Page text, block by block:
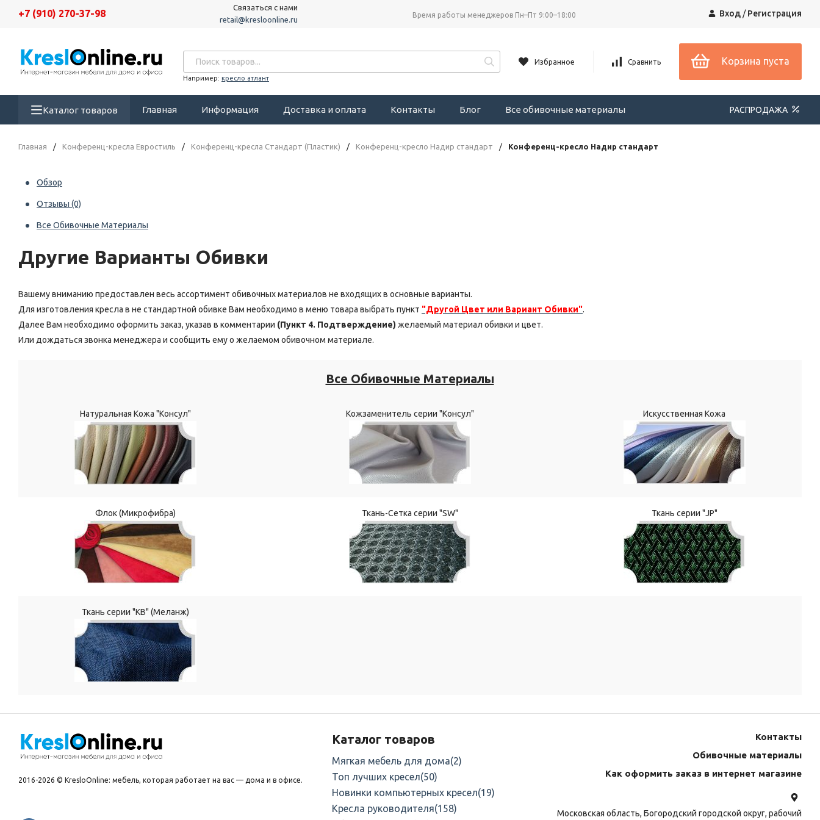
+7 (910) 270-37-98
Связаться с нами
retail@kresloonline.ru
Время работы менеджеров Пн–Пт 9:00–18:00 Вход/Регистрация
Например: кресло атлант
Избранное Сравнить Корзина пуста
Каталог товаров Главная Информация Доставка и оплата Контакты Блог Все обивочные материалы РАСПРОДАЖА
Главная / Конференц-кресла Евростиль / Конференц-кресла Стандарт (Пластик) / Конференц-кресло Надир стандарт / Конференц-кресло Надир стандарт
Обзор
Отзывы (0)
Все Обивочные Материалы
Другие Варианты Обивки
Вашему вниманию предоставлен весь ассортимент обивочных материалов не входящих в основные варианты.
Для изготовления кресла в не стандартной обивке Вам необходимо в меню товара выбрать пункт "Другой Цвет или Вариант Обивки".
Далее Вам необходимо оформить заказ, указав в комментарии (Пункт 4. Подтверждение) желаемый материал обивки и цвет.
Или дождаться звонка менеджера и сообщить ему о желаемом обивочном материале.
Все Обивочные Материалы
Натуральная Кожа "Консул" Кожзаменитель серии "Консул" Искусственная Кожа
Флок (Микрофибра) Ткань-Сетка серии "SW" Ткань серии "JP"
Ткань серии "КВ" (Меланж)
2016-2026 © KresloOnline: мебель, которая работает на вас — дома и в офисе.
Каталог товаров
Мягкая мебель для дома(2)
Топ лучших кресел(50)
Новинки компьютерных кресел(19)
Кресла руководителя(158)
Контакты
Обивочные материалы
Как оформить заказ в интернет магазине
Московская область, Богородский городской округ, рабочий